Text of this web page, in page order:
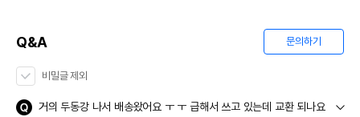
Q&A 문의하기
비밀글 제외
거의 두동강 나서 배송왔어요 ㅜ ㅜ 급해서 쓰고 있는데 교환 되나요